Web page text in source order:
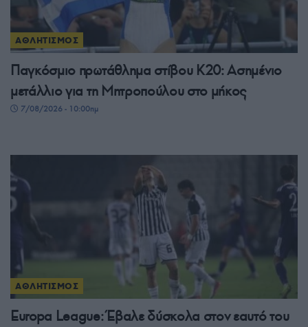
ΑΘΛΗΤΙΣΜΟΣ
Παγκόσμιο πρωτάθλημα στίβου Κ20: Ασημένιο
μετάλλιο για τη Μητροπούλου στο μήκος
7/08/2026 - 10:00πμ
ΑΘΛΗΤΙΣΜΟΣ
Europa League: Έβαλε δύσκολα στον εαυτό του